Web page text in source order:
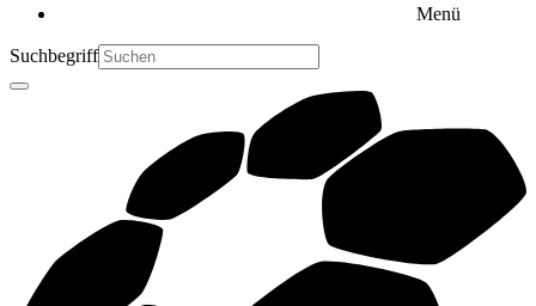
Menü
Suchbegriff